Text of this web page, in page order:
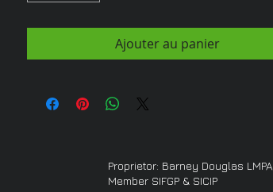
Ajouter au panier
Proprietor: Barney Douglas LMPA
Member SIFGP & SICIP